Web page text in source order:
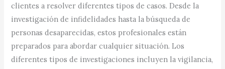
clientes a resolver diferentes tipos de casos. Desde la
investigación de infidelidades hasta la búsqueda de
personas desaparecidas, estos profesionales están
preparados para abordar cualquier situación. Los
diferentes tipos de investigaciones incluyen la vigilancia,